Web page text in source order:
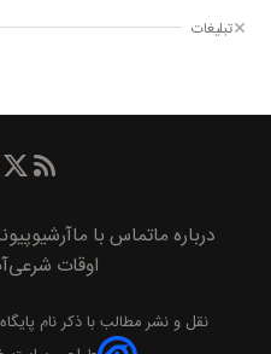
تبلیغات
درباره ماتماس با ماآرشیو
اوقات شرعی
نقل و نشر مطالب با ذکر نام